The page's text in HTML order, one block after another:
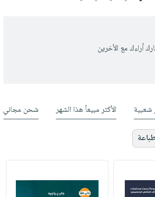
أراءك مع الأخرين
شعبية الأكثر مبيعاً هذا الشهر شحن مجاني